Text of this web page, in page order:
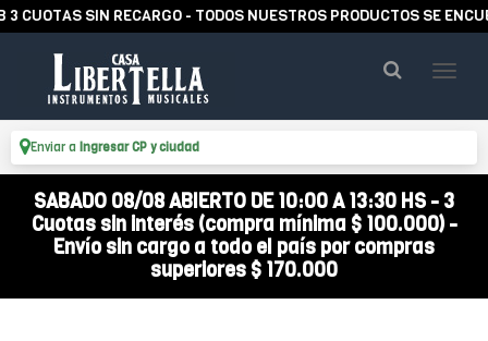
SIN RECARGO - TODOS NUESTROS PRODUCTOS SE
Enviar a Ingresar CP y ciudad
SABADO 08/08 ABIERTO DE 10:00 A 13:30 HS - 3
Cuotas sin interés (compra mínima $ 100.000) -
Envío sin cargo a todo el país por compras
superiores $ 170.000